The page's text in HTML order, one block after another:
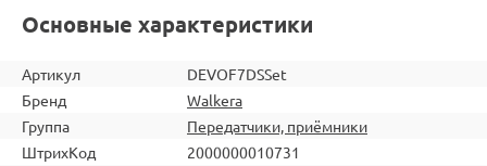
Основные характеристики
Артикул
DEVOF7DSSet
Бренд
Walkera
Группа
Передатчики, приёмники
ШтрихКод
2000000010731